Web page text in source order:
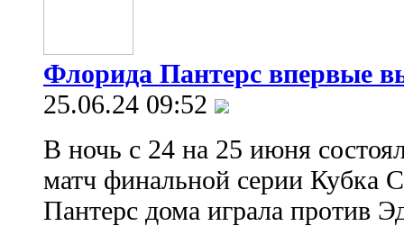
Флорида Пантерс впервые
25.06.24 09:52
В ночь с 24 на 25 июня
матч финальной серии Кубка
Пантерс дома играла против